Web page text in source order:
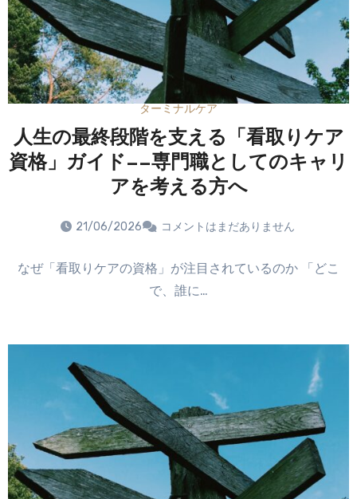
ターミナルケア
人生の最終段階を支える「看取りケア
資格」ガイド——専門職としてのキャリ
アを考える方へ
21/06/2026 コメントはまだありません
なぜ「看取りケアの資格」が注目されているのか 「どこ
で、誰に…